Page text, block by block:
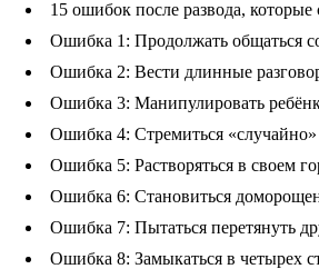
15 ошибок после развода,
Ошибка 1: Продолжать общаться
Ошибка 2: Вести длинные
Ошибка 3: Манипулировать
Ошибка 4: Стремиться «случайно»
Ошибка 5: Растворяться в своем
Ошибка 6: Становиться
Ошибка 7: Пытаться перетянуть
Ошибка 8: Замыкаться в четырех